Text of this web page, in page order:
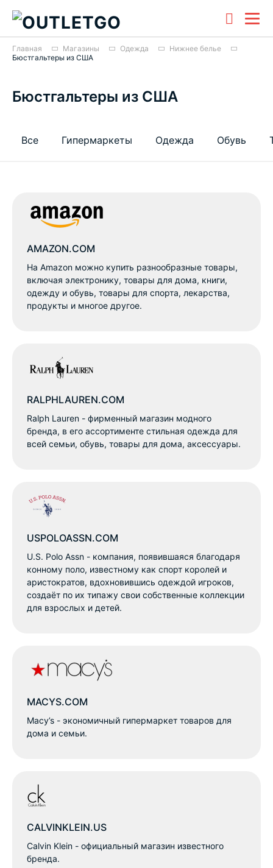
Главная Магазины Одежда
Нижнее белье
Бюстгальтеры из США
Бюстгальтеры из США
Все Гипермаркеты Одежда Обувь
AMAZON.COM
На Amazon можно купить разнообразные товары,
включая электронику, товары для дома, книги,
одежду и обувь, товары для спорта, лекарства,
продукты и многое другое.
RALPHLAUREN.COM
Ralph Lauren - фирменный магазин модного
бренда, в его ассортименте стильная одежда для
всей семьи, обувь, товары для дома, аксессуары.
USPOLOASSN.COM
U.S. Polo Assn - компания, появившаяся благодаря
конному поло, известному как спорт королей и
аристократов, вдохновившись одеждой игроков,
создаёт по их типажу свои собственные коллекции
для взрослых и детей.
MACYS.COM
Macy’s - экономичный гипермаркет товаров для
дома и семьи.
CALVINKLEIN.US
Calvin Klein - официальный магазин известного
бренда.